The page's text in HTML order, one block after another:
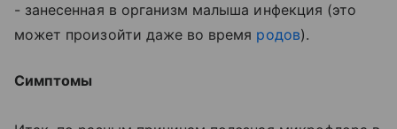
- занесенная в организм малыша инфекция (это
может произойти даже во время родов).
Симптомы